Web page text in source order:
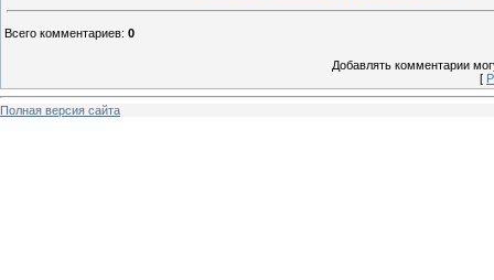
Всего комментариев: 0
Добавлять комментарии
[
Полная версия сайта